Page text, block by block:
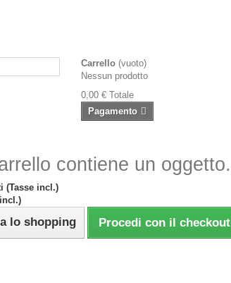
Carrello (vuoto)
Nessun prodotto
0,00 € Totale
Pagamento
contiene un oggetto.
(Tasse incl.)
lo shopping Procedi con il checkout